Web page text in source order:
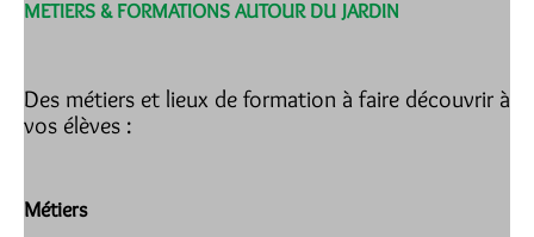
METIERS & FORMATIONS AUTOUR DU JARDIN
Des métiers et lieux de formation à faire découvrir à
vos élèves :
Métiers